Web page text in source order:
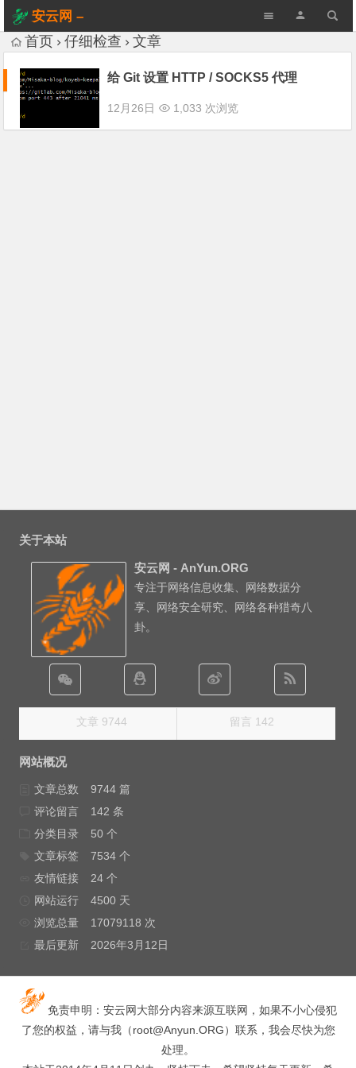
安云网 –
AnYun.ORG
首页 仔细检查 文章
给 Git 设置 HTTP / SOCKS5 代理
12月26日 1,033 次浏览
关于本站
安云网 - AnYun.ORG
专注于网络信息收集、网络数据分
享、网络安全研究、网络各种猎奇八
卦。
文章 9744 留言 142
网站概况
文章总数
9744 篇
评论留言
142 条
分类目录
50 个
文章标签
7534 个
友情链接
24 个
网站运行
4500 天
浏览总量
17079118 次
最后更新
2026年3月12日
免责申明：安云网大部分内容来源互联网，如果不小心侵犯
了您的权益，请与我（root@Anyun.ORG）联系，我会尽快为您
处理。